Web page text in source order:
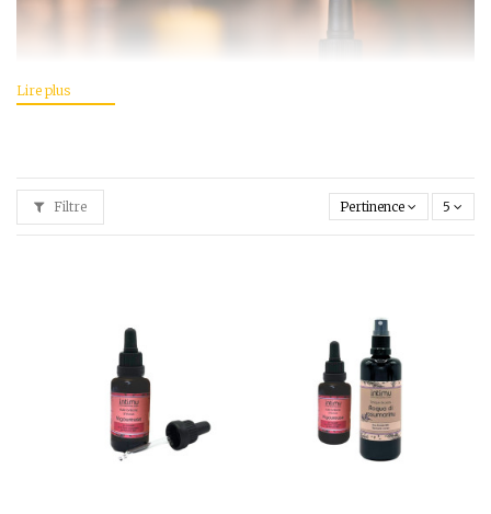
cheveux brillants, forts et en pleine santé ainsi que
d'ongles élégants et résistants.
Selon votre état de fatigue, de santé,
votre alimentation, ongles et cheveux peuvent avoir besoin d'un coup de
Filtre Pertinence 5